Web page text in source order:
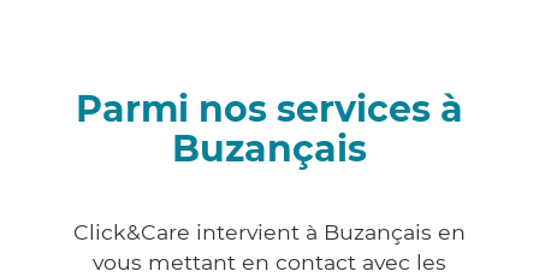
Parmi nos services à
Buzançais
Click&Care intervient à Buzançais en
vous mettant en contact avec les